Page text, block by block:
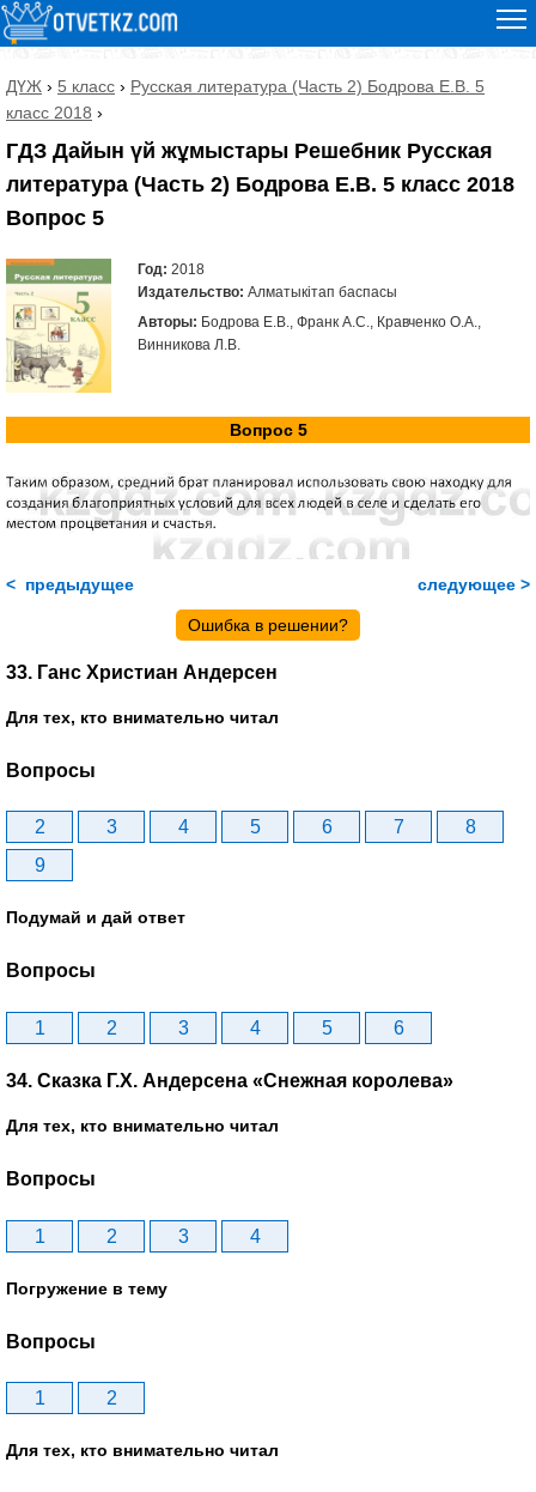
ДҮЖ › 5 класс › Русская литература (Часть 2) Бодрова Е.В. 5
класс 2018 ›
ГДЗ Дайын үй жұмыстары Решебник Русская
литература (Часть 2) Бодрова Е.В. 5 класс 2018
Вопрос 5
Год: 2018
Издательство: Алматыкітап баспасы
Авторы: Бодрова Е.В., Франк А.С., Кравченко О.А.,
Винникова Л.В.
Вопрос 5
< предыдущее следующее >
Ошибка в решении?
33. Ганс Христиан Андерсен
Для тех, кто внимательно читал
Вопросы
2 3 4 5 6 7
8
9
Подумай и дай ответ
Вопросы
1 2 3 4 5 6
34. Сказка Г.Х. Андерсена «Снежная королева»
Для тех, кто внимательно читал
Вопросы
1 2 3 4
Погружение в тему
Вопросы
1 2
Для тех, кто внимательно читал